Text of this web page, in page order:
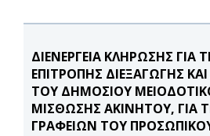
ΔΙΕΝΕΡΓΕΙΑ ΚΛΗΡΩΣΗΣ ΓΙΑ
ΕΠΙΤΡΟΠΗΣ ΔΙΕΞΑΓΩΓΗΣ
ΤΟΥ ΔΗΜΟΣΙΟΥ
ΜΙΣΘΩΣΗΣ ΑΚΙΝΗΤΟΥ, ΓΙΑ
ΓΡΑΦΕΙΩΝ ΤΟΥ